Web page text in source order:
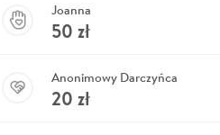
Joanna
50 zł
Anonimowy Darczyńca
20 zł